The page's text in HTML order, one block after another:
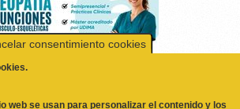
consentimiento cookies
de redes sociales y analizar el tráfico.